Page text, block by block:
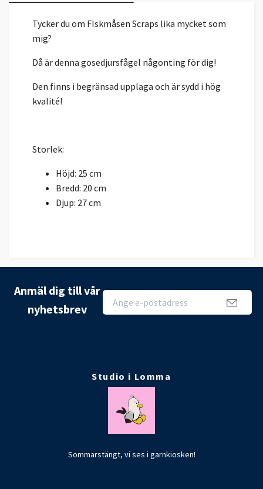
Tycker du om FIskmåsen Scraps lika mycket som
mig?
Då är denna gosedjursfågel någonting för dig!
Den finns i begränsad upplaga och är sydd i hög
kvalité!
Storlek:
Höjd: 25 cm
Bredd: 20 cm
Djup: 27 cm
Anmäl dig till vår
nyhetsbrev
Studio i Lomma
Sommarstängt, vi ses i garnkiosken!